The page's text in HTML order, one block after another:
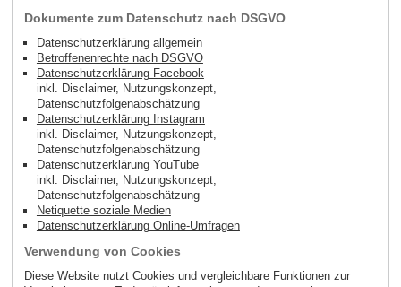
Dokumente zum Datenschutz nach DSGVO
Datenschutzerklärung allgemein
Betroffenenrechte nach DSGVO
Datenschutzerklärung Facebook
inkl. Disclaimer, Nutzungskonzept,
Datenschutzfolgenabschätzung
Datenschutzerklärung Instagram
inkl. Disclaimer, Nutzungskonzept,
Datenschutzfolgenabschätzung
Datenschutzerklärung YouTube
inkl. Disclaimer, Nutzungskonzept,
Datenschutzfolgenabschätzung
Netiquette soziale Medien
Datenschutzerklärung Online-Umfragen
Verwendung von Cookies
Diese Website nutzt Cookies und vergleichbare Funktionen zur